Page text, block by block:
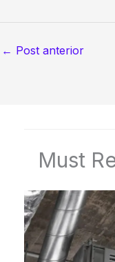
← Post anterior
Must